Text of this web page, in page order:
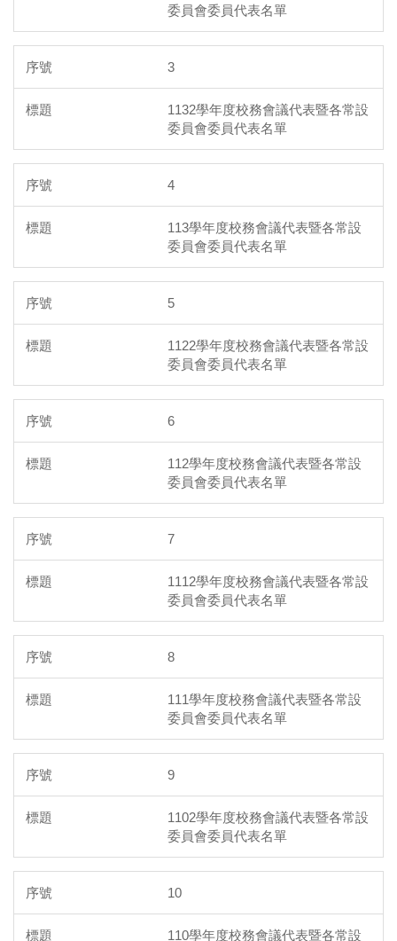
委員會委員代表名單
3
1132學年度校務會議代表暨各常設
委員會委員代表名單
4
113學年度校務會議代表暨各常設
委員會委員代表名單
5
1122學年度校務會議代表暨各常設
委員會委員代表名單
6
112學年度校務會議代表暨各常設
委員會委員代表名單
7
1112學年度校務會議代表暨各常設
委員會委員代表名單
8
111學年度校務會議代表暨各常設
委員會委員代表名單
9
1102學年度校務會議代表暨各常設
委員會委員代表名單
10
110學年度校務會議代表暨各常設